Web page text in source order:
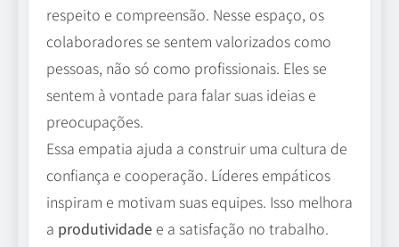
respeito e compreensão. Nesse espaço, os
colaboradores se sentem valorizados como
pessoas, não só como profissionais. Eles se
sentem à vontade para falar suas ideias e
preocupações.
Essa empatia ajuda a construir uma cultura de
confiança e cooperação. Líderes empáticos
inspiram e motivam suas equipes. Isso melhora
a produtividade e a satisfação no trabalho.